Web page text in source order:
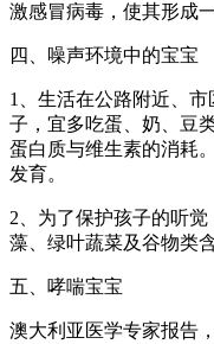
激感冒病毒，使其形成
四、噪声环境中的宝宝
1、生活在公路附近、
子，宜多吃蛋、奶、豆
蛋白质与维生素的消耗
发育。
2、为了保护孩子的听
藻、绿叶蔬菜及谷物类
五、哮喘宝宝
澳大利亚医学专家报告